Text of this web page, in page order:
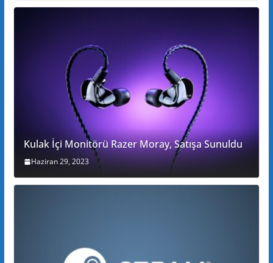
Kulak İçi Monitörü Razer Moray, Satışa Sunuldu
Haziran 29, 2023